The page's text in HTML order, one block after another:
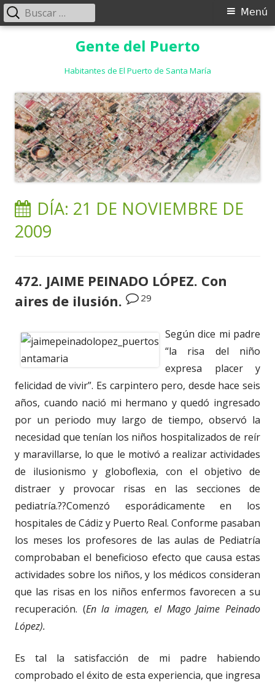
Gente del Puerto
Habitantes de El Puerto de Santa María
Menú
Menú
Buscar:
DÍA: 21 DE NOVIEMBRE DE
2009
472. JAIME PEINADO LÓPEZ. Con
aires de ilusión.
29
Según dice mi padre
“la risa del niño
expresa placer y
felicidad de vivir”. Es carpintero pero, desde hace seis
años, cuando nació mi hermano y quedó ingresado
por un periodo muy largo de tiempo, observó la
necesidad que tenían los niños hospitalizados de reír
y maravillarse, lo que le motivó a realizar actividades
de ilusionismo y globoflexia, con el objetivo de
distraer y provocar risas en las secciones de
pediatría.??Comenzó esporádicamente en los
hospitales de Cádiz y Puerto Real. Conforme pasaban
los meses los profesores de las aulas de Pediatría
comprobaban el beneficioso efecto que causa estas
actividades sobre los niños, y los médicos consideran
que las risas en los niños enfermos favorecen a su
recuperación. (En la imagen, el Mago Jaime Peinado
López).
Es tal la satisfacción de mi padre habiendo
comprobado el éxito de esta experiencia, que ingresa